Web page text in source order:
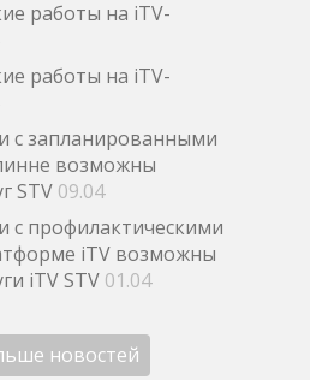
работы на iTV-
работы на iTV-
с запланированными
возможны
STV 09.04
с профилактическими
iTV возможны
iTV STV 01.04
новостей